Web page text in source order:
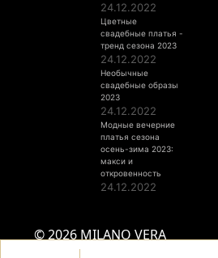
24.12.2022
Цветные
свадебные платья -
тренд сезона 2023
24.12.2022
Необычные
свадебные образы
2023
24.12.2022
Модные вечерние
платья сезона
осень-зима 2023:
макси и
откровенность
24.12.2022
© 2026 MILANO VERA